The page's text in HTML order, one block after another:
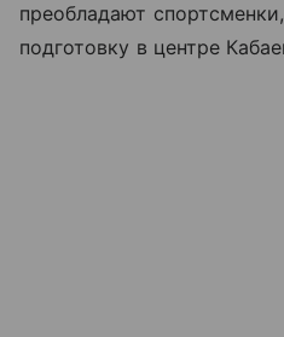
преобладают
подготовку в центре